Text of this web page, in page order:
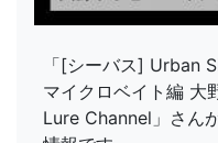
「[シーバス] Urban
マイクロベイト編 大
Lure Channel」さん